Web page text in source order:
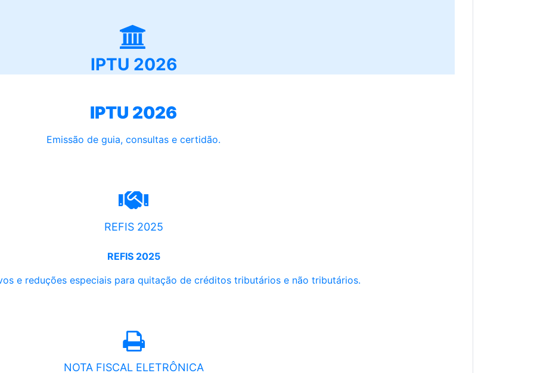
IPTU 2026
IPTU 2026
Emissão de guia, consultas e certidão.
REFIS 2025
REFIS 2025
e reduções especiais para quitação de créditos tributários e não tributários.
NOTA FISCAL ELETRÔNICA